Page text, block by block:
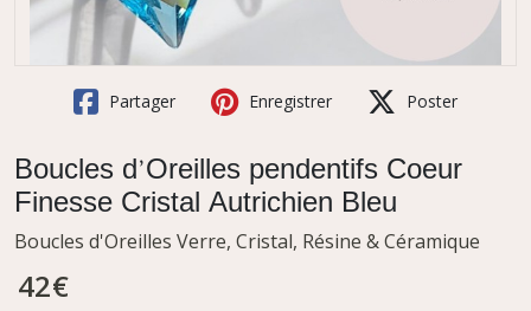
Partager Enregistrer Poster
Boucles d’Oreilles pendentifs Coeur
Finesse Cristal Autrichien Bleu
Boucles d'Oreilles Verre, Cristal, Résine & Céramique
42€